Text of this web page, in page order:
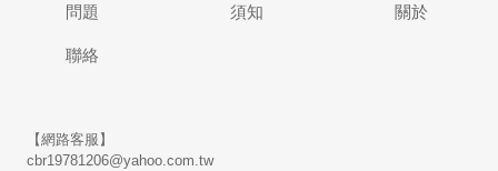
問題 須知 關於
聯絡
【網路客服】
cbr19781206@yahoo.com.tw